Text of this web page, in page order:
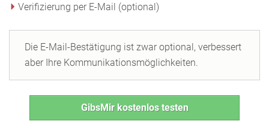
Verifizierung per E-Mail (optional)
Die E-Mail-Bestätigung ist zwar optional, verbessert
aber Ihre Kommunikationsmöglichkeiten.
GibsMir kostenlos testen